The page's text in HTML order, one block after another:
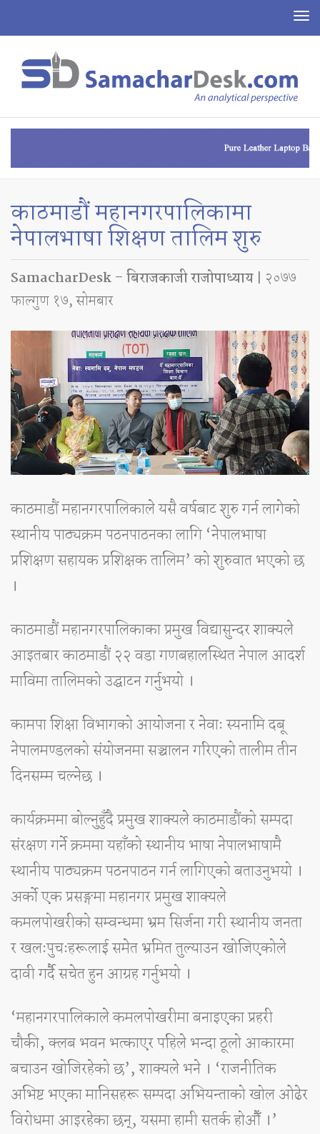
काठमाडौं महानगरपालिकामा
नेपालभाषा शिक्षण तालिम शुरु
SamacharDesk – बिराजकाजी राजाेपाध्याय | २०७७
फाल्गुण १७, सोमबार
काठमाडौं महानगरपालिकाले यसै वर्षबाट शुरु गर्न लागेको
स्थानीय पाठ्यक्रम पठनपाठनका लागि ‘नेपालभाषा
प्रशिक्षण सहायक प्रशिक्षक तालिम’ को शुरुवात भएको छ
।
काठमाडौं महानगरपालिकाका प्रमुख विद्यासुन्दर शाक्यले
आइतबार काठमाडौं २२ वडा गणबहालस्थित नेपाल आदर्श
माविमा तालिमको उद्घाटन गर्नुभयो ।
कामपा शिक्षा विभागको आयोजना र नेवाः स्यनामि दबू
नेपालमण्डलको संयोजनमा सञ्चालन गरिएको तालीम तीन
दिनसम्म चल्नेछ ।
कार्यक्रममा बोल्नुहुँदै प्रमुख शाक्यले काठमाडौंको सम्पदा
संरक्षण गर्ने क्रममा यहाँको स्थानीय भाषा नेपालभाषामै
स्थानीय पाठ्यक्रम पठनपाठन गर्न लागिएको बताउनुभयो ।
अर्को एक प्रसङ्गमा महानगर प्रमुख शाक्यले
कमलपोखरीको सम्वन्धमा भ्रम सिर्जना गरी स्थानीय जनता
र खलःपुचःहरूलाई समेत भ्रमित तुल्याउन खोजिएकोले
दावी गर्दै सचेत हुन आग्रह गर्नुभयो ।
‘महानगरपालिकाले कमलपोखरीमा बनाइएका प्रहरी
चौकी, क्लब भवन भत्काएर पहिले भन्दा ठूलो आकारमा
बचाउन खोजिरहेको छ’, शाक्यले भने । ‘राजनीतिक
अभिष्ट भएका मानिसहरू सम्पदा अभियन्ताको खोल ओढेर
विरोधमा आइरहेका छन्, यसमा हामी सतर्क होऔँ ।’